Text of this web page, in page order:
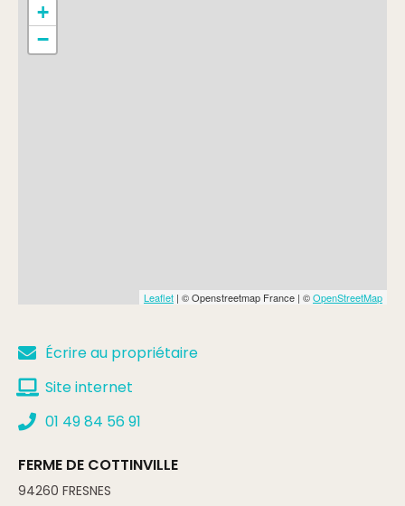
+
−
Leaflet | © Openstreetmap France | ©OpenStreetMap
Écrire au propriétaire
Site internet
01 49 84 56 91
FERME DE COTTINVILLE
94260 FRESNES